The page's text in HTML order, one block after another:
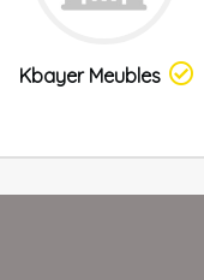
Kbayer Meubles